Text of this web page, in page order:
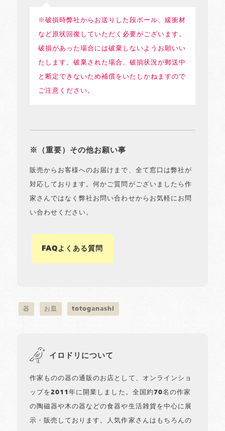
※破損時弊社からお送りした段ボール、緩衝材
など原状回復していただく必要がございます。
破損があった場合には破棄しないようお願いい
たします。破棄された場合、破損状況が郵送中
と断定できないため補償をいたしかねますので
ご注意ください。
※（重要）その他お願い事
販売からお客様へのお届けまで、全て窓口は弊社が
対応しております。何かご質問がございましたら作
家さんではなく弊社お問い合わせからお気軽にお問
い合わせください。
FAQよくある質問
器 お皿 totoganashi
イロドリについて
作家ものの器の通販のお店として、オンラインショ
ップを2011年に開業しました。全国約70名の作家
の陶磁器や木の器などの食器や生活雑貨を中心に展
示・販売しております。人気作家さんはもちろんの